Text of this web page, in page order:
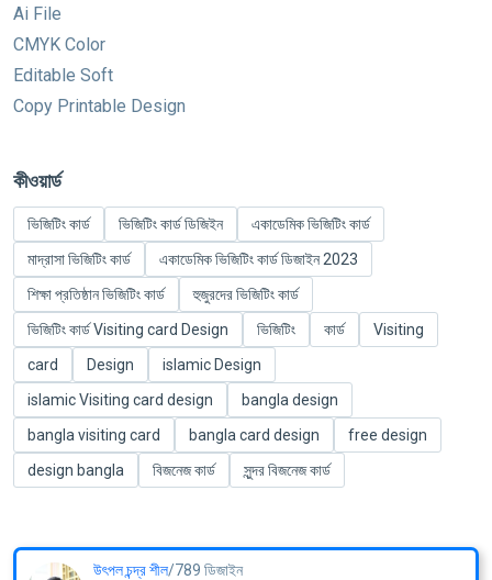
Ai File
CMYK Color
Editable Soft
Copy Printable Design
কীওয়ার্ড
ভিজিটিং কার্ড ভিজিটিং কার্ড ডিজিইন
একাডেমিক ভিজিটিং কার্ড
মাদ্রাসা ভিজিটিং কার্ড
একাডেমিক ভিজিটিং কার্ড ডিজাইন 2023
শিক্ষা প্রতিষ্ঠান ভিজিটিং কার্ড
হুজুরদের ভিজিটিং কার্ড
ভিজিটিং কার্ড Visiting card Design
ভিজিটিং কার্ড
Visiting
card
Design
islamic Design
islamic Visiting card design
bangla design
bangla visiting card
bangla card design
free design
design bangla
বিজনেজ কার্ড সুন্দর বিজনেজ কার্ড
উৎপল চন্দ্র শীল/789 ডিজাইন